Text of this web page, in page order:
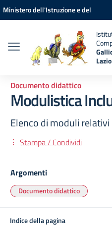
Vai ai contenuti
Vai al menu di navigazione
Vai al footer
Ministero dell'Istruzione e del
Documento didattico
Modulistica
Elenco di moduli
Stampa / Condividi
Argomenti
Documento didattico
Indice della pagina